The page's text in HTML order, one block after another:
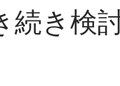
続き検